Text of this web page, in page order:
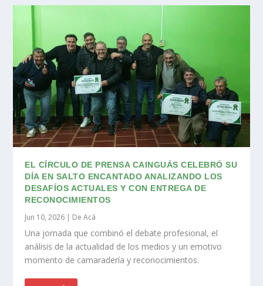
EL CÍRCULO DE PRENSA CAINGUÁS CELEBRÓ SU
DÍA EN SALTO ENCANTADO ANALIZANDO LOS
DESAFÍOS ACTUALES Y CON ENTREGA DE
RECONOCIMIENTOS
Jun 10, 2026 | De Acá
Una jornada que combinó el debate profesional, el
análisis de la actualidad de los medios y un emotivo
momento de camaradería y reconocimientos.